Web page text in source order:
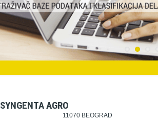
SYNGENTA AGRO
11070 BEOGRAD